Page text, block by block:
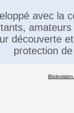
avec la
découverte
protection
Biolovision